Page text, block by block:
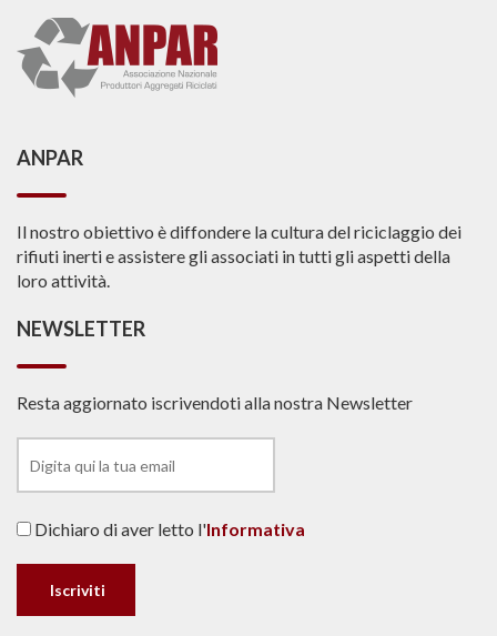
ANPAR
Il nostro obiettivo è diffondere la cultura del riciclaggio dei
rifiuti inerti e assistere gli associati in tutti gli aspetti della
loro attività.
NEWSLETTER
Resta aggiornato iscrivendoti alla nostra Newsletter
Dichiaro di aver letto l'Informativa